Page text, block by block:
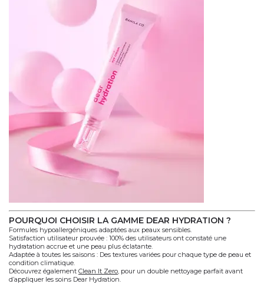
POURQUOI CHOISIR LA GAMME DEAR HYDRATION ?
Formules hypoallergéniques adaptées aux peaux sensibles.
Satisfaction utilisateur prouvée : 100% des utilisateurs ont constaté une
hydratation accrue et une peau plus éclatante.
Adaptée à toutes les saisons : Des textures variées pour chaque type de peau et
condition climatique.
Découvrez également Clean It Zero , pour un double nettoyage parfait avant
d’appliquer les soins Dear Hydration.